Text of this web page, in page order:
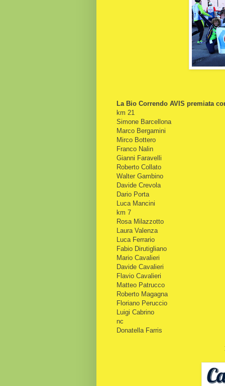
La Bio Correndo AVIS premiata
km 21
Simone Barcellona
Marco Bergamini
Mirco Bottero
Franco Nalin
Gianni Faravelli
Roberto Collato
Walter Gambino
Davide Crevola
Dario Porta
Luca Mancini
km 7
Rosa Milazzotto
Laura Valenza
Luca Ferrario
Fabio Dirutigliano
Mario Cavalieri
Davide Cavalieri
Flavio Cavalieri
Matteo Patrucco
Roberto Magagna
Floriano Peruccio
Luigi Cabrino
nc
Donatella Farris